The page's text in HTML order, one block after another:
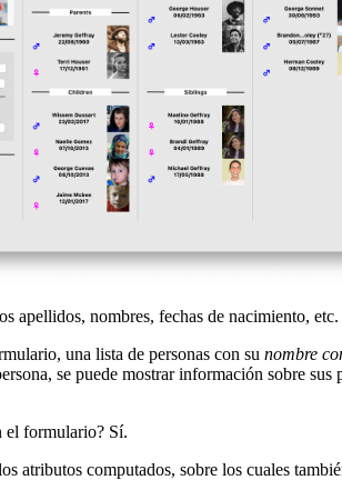
apellidos, nombres, fechas de nacimiento, etc.
una lista de personas con su nombre
se puede mostrar información sobre
el formulario? Sí.
atributos computados, sobre los cuales